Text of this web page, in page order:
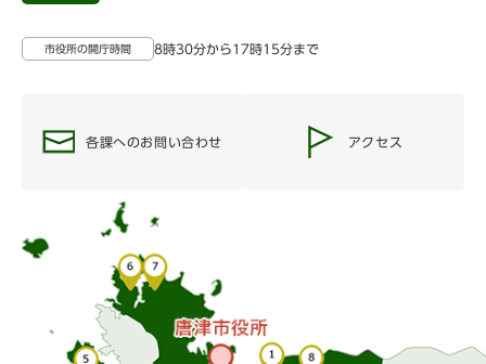
市役所の開庁時間 8時30分から17時15分まで
各課へのお問い合わせ アクセス